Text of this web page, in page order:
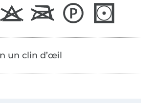
un clin d’œil